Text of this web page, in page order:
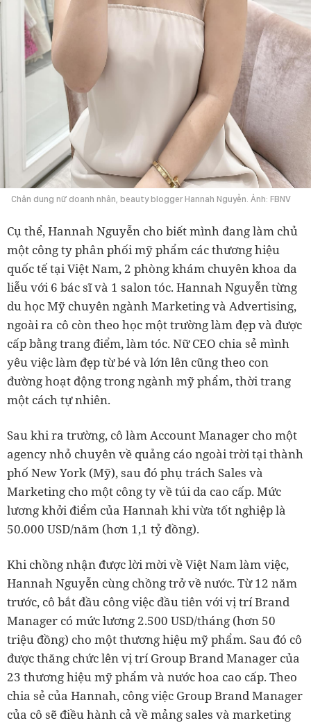
Chân dung nữ doanh nhân, beauty blogger Hannah Nguyễn. Ảnh: FBNV
một công ty phân phối mỹ phẩm các thương hiệu
quốc tế tại Việt Nam, 2 phòng khám chuyên khoa da
liễu với 6 bác sĩ và 1 salon tóc. Hannah Nguyễn từng
du học Mỹ chuyên ngành Marketing và Advertising,
ngoài ra cô còn theo học một trường làm đẹp và được
cấp bằng trang điểm, làm tóc. Nữ CEO chia sẻ mình
yêu việc làm đẹp từ bé và lớn lên cũng theo con
đường hoạt động trong ngành mỹ phẩm, thời trang
agency nhỏ chuyên về quảng cáo ngoài trời tại thành
phố New York (Mỹ), sau đó phụ trách Sales và
Marketing cho một công ty về túi da cao cấp. Mức
lương khởi điểm của Hannah khi vừa tốt nghiệp là
Hannah Nguyễn cùng chồng trở về nước. Từ 12 năm
trước, cô bắt đầu công việc đầu tiên với vị trí Brand
Manager có mức lương 2.500 USD/tháng (hơn 50
triệu đồng) cho một thương hiệu mỹ phẩm. Sau đó cô
được thăng chức lên vị trí Group Brand Manager của
23 thương hiệu mỹ phẩm và nước hoa cao cấp. Theo
chia sẻ của Hannah, công việc Group Brand Manager
của cô sẽ điều hành cả về mảng sales và marketing